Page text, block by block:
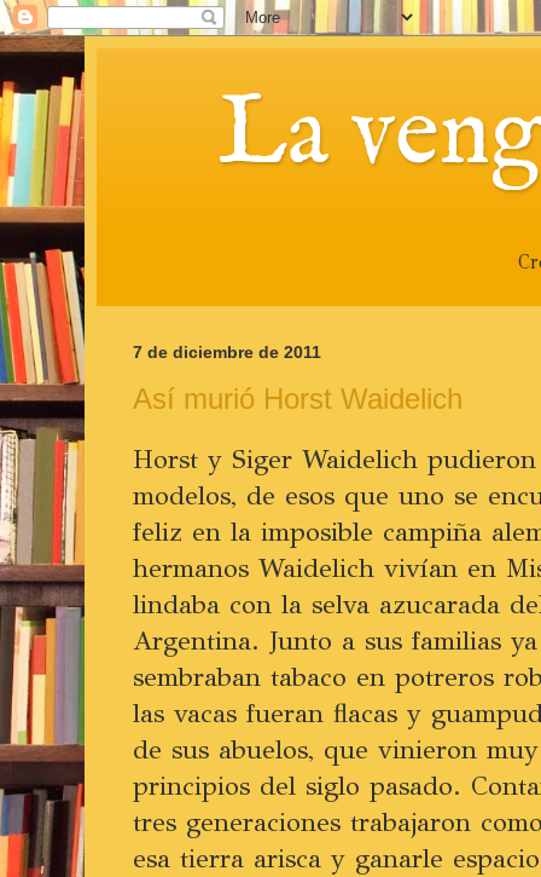
La
7 de diciembre de 2011
Así murió Horst Waidelich
Horst y Siger Waidelich
modelos, de esos que uno se
feliz en la imposible campiña
hermanos Waidelich vivían en
lindaba con la selva azucarada
Argentina. Junto a sus familias
sembraban tabaco en potreros
las vacas fueran flacas y
de sus abuelos, que vinieron
principios del siglo pasado.
tres generaciones trabajaron
esa tierra arisca y ganarle